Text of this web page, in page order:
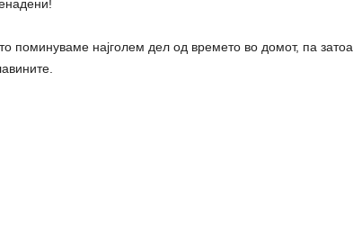
поминуваме најголем дел од времето во домот, па затоа